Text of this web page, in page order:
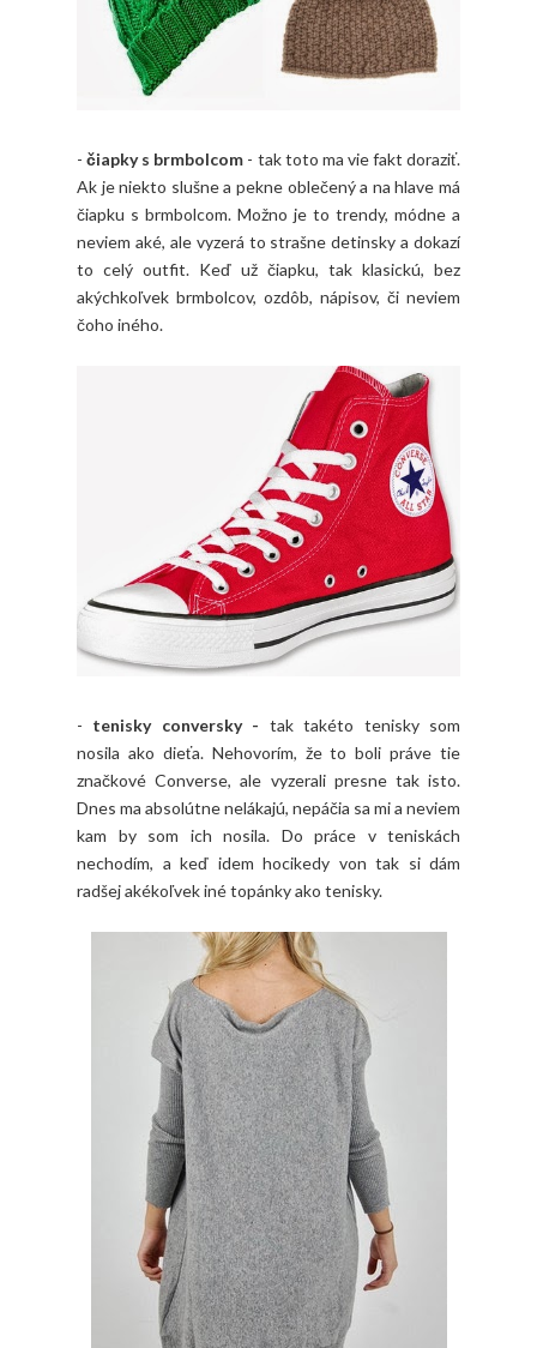
-čiapky s brmbolcom - tak toto ma vie fakt doraziť.
Ak je niekto slušne a pekne oblečený a na hlave má
čiapku s brmbolcom. Možno je to trendy, módne a
neviem aké, ale vyzerá to strašne detinsky a dokazí
to celý outfit. Keď už čiapku, tak klasickú, bez
akýchkoľvek brmbolcov, ozdôb, nápisov, či neviem
čoho iného.
- tenisky conversky - tak takéto tenisky som
nosila ako dieťa. Nehovorím, že to boli práve tie
značkové Converse, ale vyzerali presne tak isto.
Dnes ma absolútne nelákajú, nepáčia sa mi a neviem
kam by som ich nosila. Do práce v teniskách
nechodím, a keď idem hocikedy von tak si dám
radšej akékoľvek iné topánky ako tenisky.